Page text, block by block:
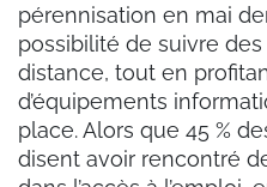
pérennisation en mai
possibilité de suivre
distance, tout en
d’équipements
place. Alors que 45 %
disent avoir rencontré